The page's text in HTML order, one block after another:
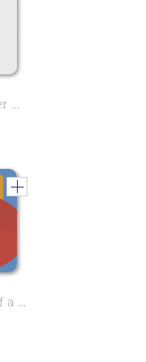
Begrüßung an der Rezeption in verschiedenen Sprachen
Characteristics of a monopoly - Economics - 30 Questions